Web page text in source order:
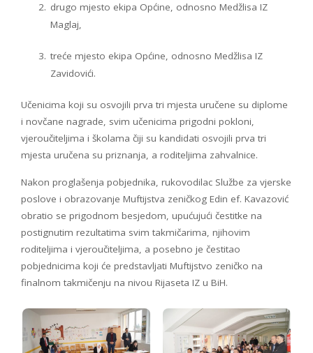
drugo mjesto ekipa Općine, odnosno Medžlisa IZ
Maglaj,
treće mjesto ekipa Općine, odnosno Medžlisa IZ
Zavidovići.
Učenicima koji su osvojili prva tri mjesta uručene su diplome
i novčane nagrade, svim učenicima prigodni pokloni,
vjeroučiteljima i školama čiji su kandidati osvojili prva tri
mjesta uručena su priznanja, a roditeljima zahvalnice.
Nakon proglašenja pobjednika, rukovodilac Službe za vjerske
poslove i obrazovanje Muftijstva zeničkog Edin ef. Kavazović
obratio se prigodnom besjedom, upućujući čestitke na
postignutim rezultatima svim takmičarima, njihovim
roditeljima i vjeroučiteljima, a posebno je čestitao
pobjednicima koji će predstavljati Muftijstvo zeničko na
finalnom takmičenju na nivou Rijaseta IZ u BiH.